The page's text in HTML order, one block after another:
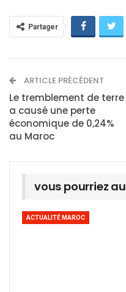
Partager
ARTICLE PRÉCÉDENT
Le tremblement de terre
a causé une perte
économique de 0,24%
au Maroc
vous pourriez
ACTUALITÉ MAROC